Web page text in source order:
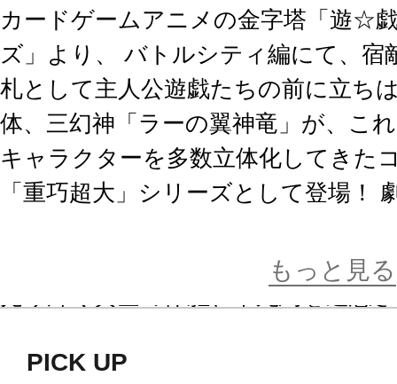
カードゲームアニメの金字塔「遊☆
ズ」より、 バトルシティ編にて、宿
札として主人公遊戯たちの前に立ち
体、三幻神「ラーの翼神竜」が、こ
キャラクターを多数立体化してきた
「重巧超大」シリーズとして登場！
影の際立つ重厚かつ繊細な塗装表現
を包み込むほどの巨大な翼、鋭く研
もっと見る
PICK UP